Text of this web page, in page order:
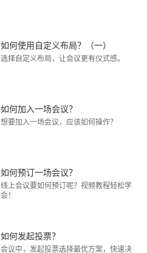
如何使用自定义布局？（一）
选择自定义布局，让会议更有仪式感。
如何加入一场会议？
想要加入一场会议，应该如何操作？
如何预订一场会议？
线上会议要如何预订呢？视频教程轻松学
会！
如何发起投票？
会议中，发起投票选择最优方案，快速决